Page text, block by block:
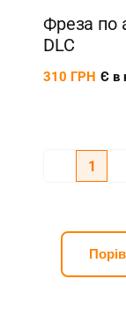
Фреза по
DLC
310 ГРН Є в
Фреза
3F